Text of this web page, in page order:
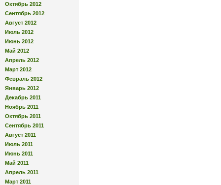
Октябрь 2012
Сентябрь 2012
Август 2012
Июль 2012
Июнь 2012
Май 2012
Апрель 2012
Март 2012
Февраль 2012
Январь 2012
Декабрь 2011
Ноябрь 2011
Октябрь 2011
Сентябрь 2011
Август 2011
Июль 2011
Июнь 2011
Май 2011
Апрель 2011
Март 2011